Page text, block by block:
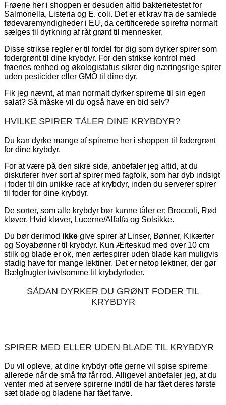
Frøene her i shoppen er desuden altid bakterietestet for
Salmonella, Listeria og E. coli. Det er et krav fra de samlede
fødevaremyndigheder i EU, da certificerede spirefrø normalt
sælges til dyrkning af råt grønt til mennesker.
Disse strikse regler er til fordel for dig som dyrker spirer som
fodergrønt til dine krybdyr. For den strikse kontrol med
frøenes renhed og økologistatus sikrer dig næringsrige spirer
uden pesticider eller GMO til dine dyr.
Fik jeg nævnt, at man normalt dyrker spirerne til sin egen
salat? Så måske vil du også have en bid selv?
HVILKE SPIRER TÅLER DINE KRYBDYR?
Du kan dyrke mange af spirerne her i shoppen til fodergrønt
for dine krybdyr.
For at være på den sikre side, anbefaler jeg altid, at du
diskuterer hver sort af spirer med fagfolk, som har dyb indsigt
i foder til din unikke race af krybdyr, inden du serverer spirer
til foder for dine krybdyr.
De sorter, som alle krybdyr bør kunne tåler er: Broccoli, Rød
kløver, Hvid kløver, Lucerne/Alfalfa og Solsikke.
Du bør derimod ikke give spirer af Linser, Bønner, Kikærter
og Soyabønner til krybdyr. Kun Ærteskud med over 10 cm
stilk og blade er ok, men ærtespirer uden blade kan muligvis
stadig have for mange lektiner. Det er netop lektiner, der gør
Bælgfrugter tvivlsomme til krybdyrfoder.
SÅDAN DYRKER DU GRØNT FODER TIL
KRYBDYR
SPIRER MED ELLER UDEN BLADE TIL KRYBDYR
Du vil opleve, at dine krybdyr ofte gerne vil spise spirerne
allerede når de små frø får rod. Alligevel anbefaler jeg, at du
venter med at servere spirerne indtil de har fået deres første
sæt blade og bladene har fået farve.